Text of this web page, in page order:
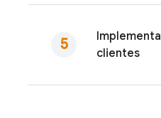
Implementa
clientes